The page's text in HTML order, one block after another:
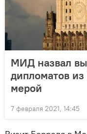
МИД назвал
дипломатов
мерой
7 февраля 2021, 14:45